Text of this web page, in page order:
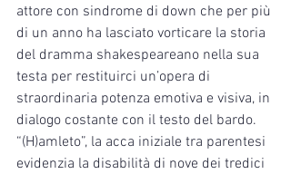
attore con sindrome di down che per più
di un anno ha lasciato vorticare la storia
del dramma shakespeareano nella sua
testa per restituirci un’opera di
straordinaria potenza emotiva e visiva, in
dialogo costante con il testo del bardo.
“(H)amleto”, la acca iniziale tra parentesi
evidenzia la disabilità di nove dei tredici